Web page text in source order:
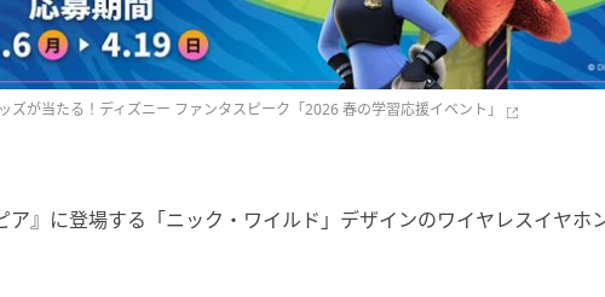
ズが当たる！ディズニー ファンタスピーク「2026 春の学習応援イベント」
ア』に登場する「ニック・ワイルド」デザインのワイヤレスイヤホ